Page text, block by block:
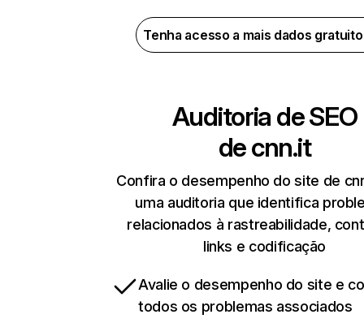
Tenha acesso a mais dados
Auditoria de SEO
decnn.it
Confira o desempenho do site de
uma auditoria que identifica
relacionados à rastreabilidade,
links e codificação
Avalie o desempenho do site e
todos os problemas associados